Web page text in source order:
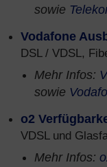
sowie
Vodafone
DSL / VDSL,
Mehr Infos:
sowie
o2
VDSL und
Mehr Infos: